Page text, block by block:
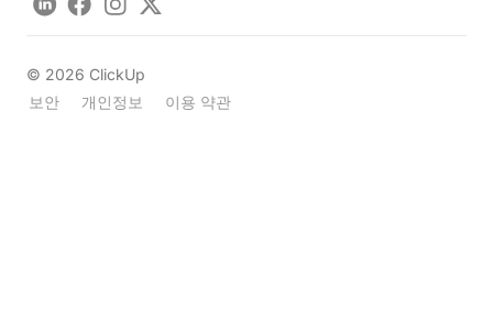
LinkedInFacebook
Instagram
Twitter
© 2026 ClickUp
보안
개인정보 이용 약관